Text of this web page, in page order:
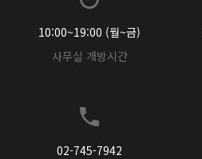
10:00~19:00 (월~금)
사무실 개방시간
02-745-7942